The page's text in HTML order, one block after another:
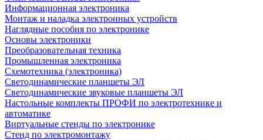
Информационная электроника
Монтаж и наладка электронных устройств
Наглядные пособия по электронике
Основы электроники
Преобразовательная техника
Промышленная электроника
Схемотехника (электроника)
Светодинамические планшеты ЭЛ
Светодинамические звуковые планшеты ЭЛ
Настольные комплекты ПРОФИ по электротехнике и
автоматике
Виртуальные стенды по электронике
Стенд по электромонтажу